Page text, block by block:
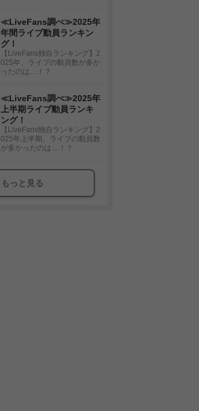
≪LiveFans調べ≫2025年
年間ライブ動員ランキン
グ！
【LiveFans独自ランキング】2
025年、ライブの動員数が多か
ったのは…！？
≪LiveFans調べ≫2025年
上半期ライブ動員ランキ
ング！
【LiveFans独自ランキング】2
025年上半期、ライブの動員数
が多かったのは…！？
もっと見る